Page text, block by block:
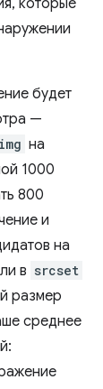
будет
—
img на
1000
800
и
на
в srcset
размер
среднее